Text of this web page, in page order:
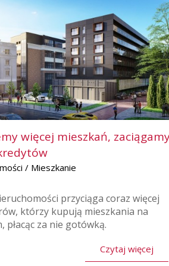
więcej mieszkań,
/ Mieszkanie
przyciąga coraz więcej
którzy kupują mieszkania na
płacąc za nie gotówką.
Czytaj więcej